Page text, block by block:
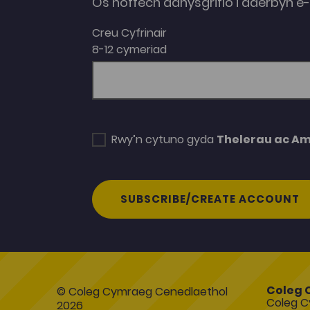
Creu Cyfrinair
8-12 cymeriad
Rwy’n cytuno gyda Thelerau ac
SUBSCRIBE/CREATE ACCOUNT
© Coleg Cymraeg Cenedlaethol
2026
Coleg
Coleg